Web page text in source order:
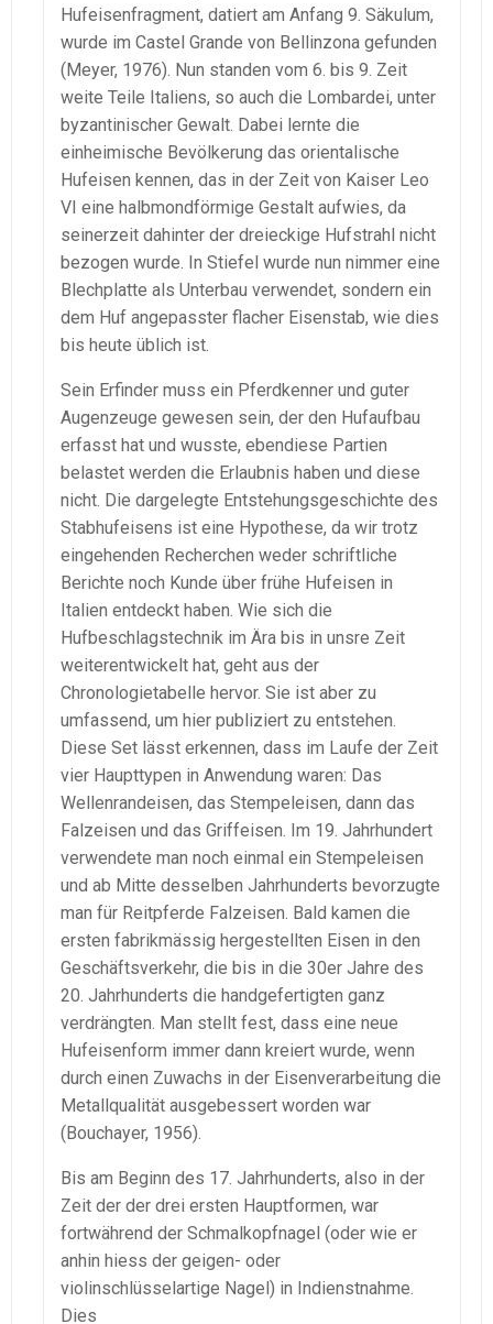
Hufeisenfragment, datiert am Anfang 9. Säkulum,
wurde im Castel Grande von Bellinzona gefunden
(Meyer, 1976). Nun standen vom 6. bis 9. Zeit
weite Teile Italiens, so auch die Lombardei, unter
byzantinischer Gewalt. Dabei lernte die
einheimische Bevölkerung das orientalische
Hufeisen kennen, das in der Zeit von Kaiser Leo
VI eine halbmondförmige Gestalt aufwies, da
seinerzeit dahinter der dreieckige Hufstrahl nicht
bezogen wurde. In Stiefel wurde nun nimmer eine
Blechplatte als Unterbau verwendet, sondern ein
dem Huf angepasster flacher Eisenstab, wie dies
bis heute üblich ist.
Sein Erfinder muss ein Pferdkenner und guter
Augenzeuge gewesen sein, der den Hufaufbau
erfasst hat und wusste, ebendiese Partien
belastet werden die Erlaubnis haben und diese
nicht. Die dargelegte Entstehungsgeschichte des
Stabhufeisens ist eine Hypothese, da wir trotz
eingehenden Recherchen weder schriftliche
Berichte noch Kunde über frühe Hufeisen in
Italien entdeckt haben. Wie sich die
Hufbeschlagstechnik im Ära bis in unsre Zeit
weiterentwickelt hat, geht aus der
Chronologietabelle hervor. Sie ist aber zu
umfassend, um hier publiziert zu entstehen.
Diese Set lässt erkennen, dass im Laufe der Zeit
vier Haupttypen in Anwendung waren: Das
Wellenrandeisen, das Stempeleisen, dann das
Falzeisen und das Griffeisen. Im 19. Jahrhundert
verwendete man noch einmal ein Stempeleisen
und ab Mitte desselben Jahrhunderts bevorzugte
man für Reitpferde Falzeisen. Bald kamen die
ersten fabrikmässig hergestellten Eisen in den
Geschäftsverkehr, die bis in die 30er Jahre des
20. Jahrhunderts die handgefertigten ganz
verdrängten. Man stellt fest, dass eine neue
Hufeisenform immer dann kreiert wurde, wenn
durch einen Zuwachs in der Eisenverarbeitung die
Metallqualität ausgebessert worden war
(Bouchayer, 1956).
Bis am Beginn des 17. Jahrhunderts, also in der
Zeit der der drei ersten Hauptformen, war
fortwährend der Schmalkopfnagel (oder wie er
anhin hiess der geigen- oder
violinschlüsselartige Nagel) in Indienstnahme.
Dies